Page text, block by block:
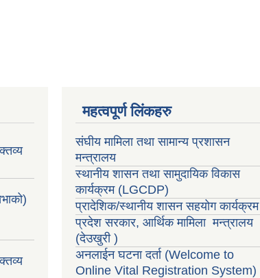
महत्वपूर्ण लिंकहरु
संघीय मामिला तथा सामान्य प्रशासन
मन्त्रालय
स्थानीय शासन तथा सामुदायिक विकास
कार्यक्रम (LGCDP)
प्रादेशिक/स्थानीय शासन सहयोग कार्यक्रम
प्रदेश सरकार, आर्थिक मामिला मन्त्रालय
(देउखुरी )
अनलाईन घटना दर्ता (Welcome to
Online Vital Registration System)